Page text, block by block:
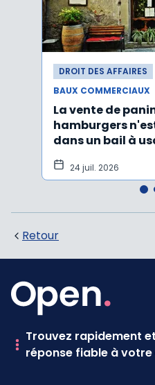
DROIT DES AFFAIRES
BAUX COMMERCIAUX
La vente de
hamburgers
dans un bail à
pâtes, salades
24 juil. 2026
Retour
Trouvez rapidement
réponse fiable à